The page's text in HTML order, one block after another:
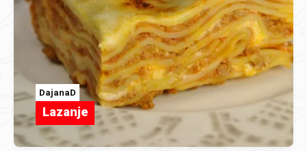
DajanaD
Lazanje